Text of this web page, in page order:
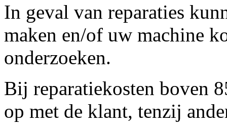
In geval van reparaties
maken en/of uw machine
onderzoeken.
Bij reparatiekosten boven
op met de klant, tenzij